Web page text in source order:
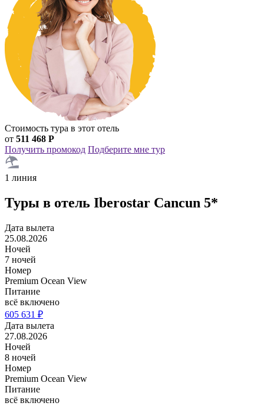
Стоимость тура в этот отель
от 511 468 Р
Получить промокод Подберите мне тур
1 линия
Туры в отель Iberostar Cancun 5*
Дата вылета
25.08.2026
Ночей
7 ночей
Номер
Premium Ocean View
Питание
всё включено
605 631 ₽
Дата вылета
27.08.2026
Ночей
8 ночей
Номер
Premium Ocean View
Питание
всё включено